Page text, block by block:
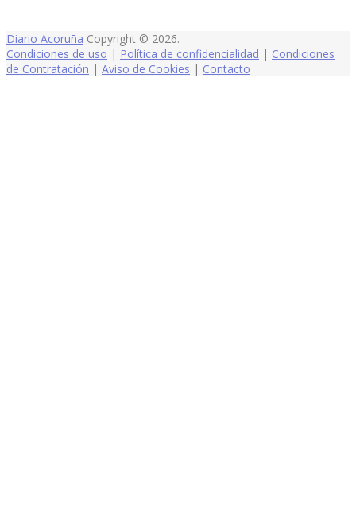
Diario Acoruña Copyright © 2026.
Condiciones de uso | Política de confidencialidad | Condiciones
de Contratación | Aviso de Cookies | Contacto